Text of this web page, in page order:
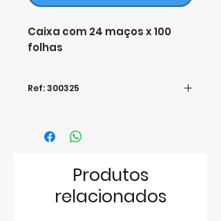
Caixa com 24 maços x 100
folhas
Ref: 300325
Produtos
relacionados